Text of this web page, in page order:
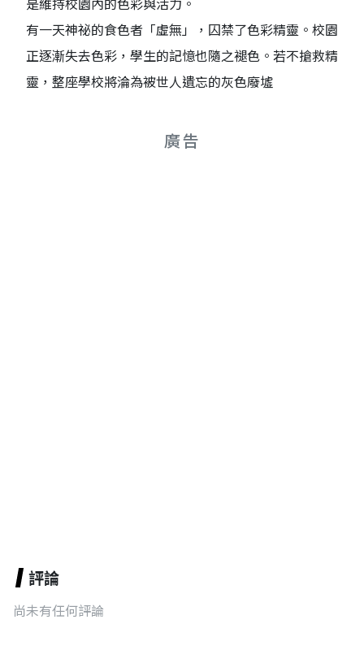
有一天神祕的食色者「虛無」，囚禁了色彩精靈。校園
正逐漸失去色彩，學生的記憶也隨之褪色。若不搶救精
靈，整座學校將淪為被世人遺忘的灰色廢墟
廣告
評論
尚未有任何評論